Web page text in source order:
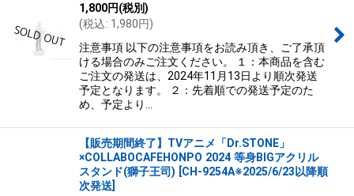
1,800円(税別)
(税込: 1,980円)
注意事項 以下の注意事項をお読み頂き、ご了承頂
ける場合のみご注文ください。 １：本商品を含む
ご注文の発送は、2024年11月13日より順次発送
予定となります。 ２：先着順での発送予定のた
め、予定より…
【販売期間終了】TVアニメ「Dr.STONE」
×COLLABOCAFEHONPO 2024 等身BIGアクリル
スタンド(獅子王司)
CH-9254A※2025/6/23以降順
次発送